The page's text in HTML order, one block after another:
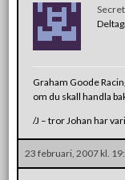
Graham Goode
om du skall handla
/J – tror Johan har
23 februari, 2007 kl.